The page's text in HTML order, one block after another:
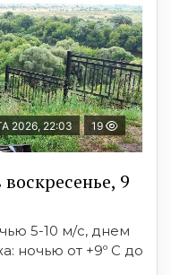
2026, 22:03 19
9
5-10 м/с, днем
ночью от +9º C до